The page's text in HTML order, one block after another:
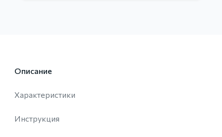
Описание
Характеристики
Инструкция